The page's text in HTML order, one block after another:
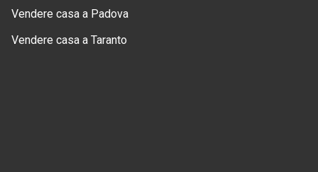
Vendere casa a Padova
Vendere casa a Taranto